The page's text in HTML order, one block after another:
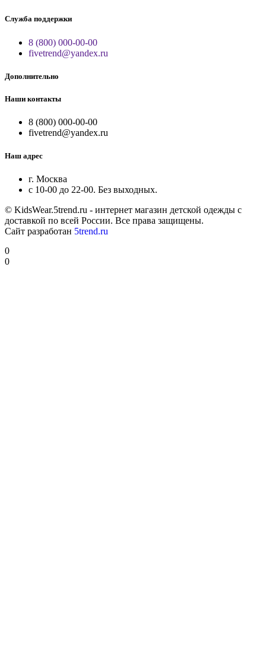
Служба поддержки
8 (800) 000-00-00
fivetrend@yandex.ru
Дополнительно
Наши контакты
8 (800) 000-00-00
fivetrend@yandex.ru
Наш адрес
г. Москва
с 10-00 до 22-00. Без выходных.
© KidsWear.5trend.ru - интернет магазин детской одежды с
доставкой по всей России. Все права защищены.
Сайт разработан 5trend.ru
0
0